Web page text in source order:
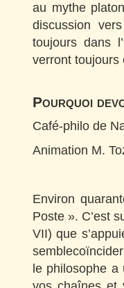
au mythe
discussion
toujours dans
verront toujours
Pourquoi
Café-philo de
Animation M.
Environ
Poste ». C’est
VII) que
le philosophe